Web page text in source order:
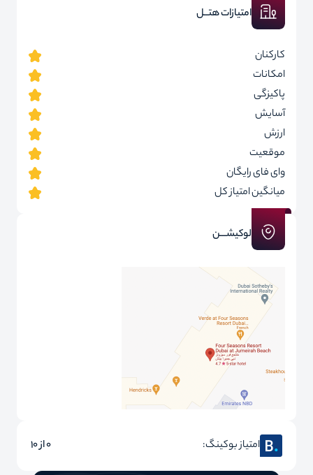
امتیازات هتــل
کارکنان
امکانات
پاکیزگی
آسایش
ارزش
موقعیت
وای فای رایگان
میانگین امتیاز کل
لوکیشـــن
امتیاز بوکینگ: 0 از 10